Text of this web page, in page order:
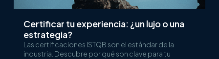
Certificar tu experiencia: ¿un lujo o una
estrategia?
Las certificaciones ISTQB son el estándar de la
industria. Descubre por qué son clave para tu